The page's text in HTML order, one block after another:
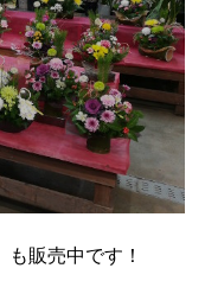
も販売中です！